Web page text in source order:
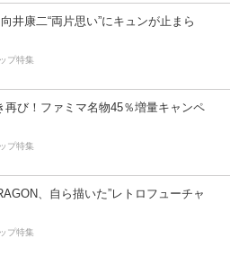
井康二“両片思い”にキュンが止まら
プ特集
再び！ファミマ名物45％増量キャンペ
プ特集
、自ら描いた”レトロフューチャ
プ特集